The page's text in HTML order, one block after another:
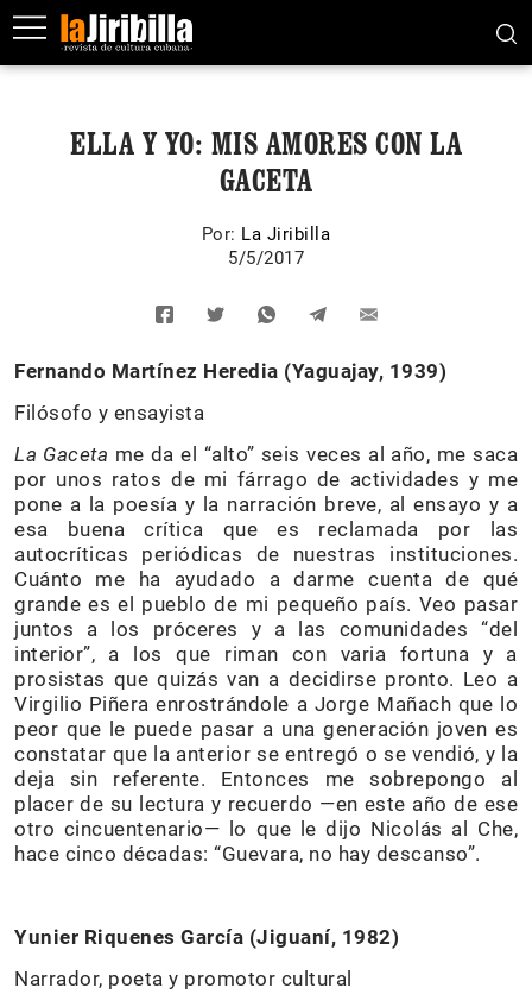
ELLA Y YO: MIS AMORES CON LA
GACETA
Por: La Jiribilla
5/5/2017
Fernando Martínez Heredia (Yaguajay, 1939)
Filósofo y ensayista
La Gaceta me da el “alto” seis veces al año, me saca
por unos ratos de mi fárrago de actividades y me
pone a la poesía y la narración breve, al ensayo y a
esa buena crítica que es reclamada por las
autocríticas periódicas de nuestras instituciones.
Cuánto me ha ayudado a darme cuenta de qué
grande es el pueblo de mi pequeño país. Veo pasar
juntos a los próceres y a las comunidades “del
interior”, a los que riman con varia fortuna y a
prosistas que quizás van a decidirse pronto. Leo a
Virgilio Piñera enrostrándole a Jorge Mañach que lo
peor que le puede pasar a una generación joven es
constatar que la anterior se entregó o se vendió, y la
deja sin referente. Entonces me sobrepongo al
placer de su lectura y recuerdo —en este año de ese
otro cincuentenario— lo que le dijo Nicolás al Che,
hace cinco décadas: “Guevara, no hay descanso”.
Yunier Riquenes García (Jiguaní, 1982)
Narrador, poeta y promotor cultural